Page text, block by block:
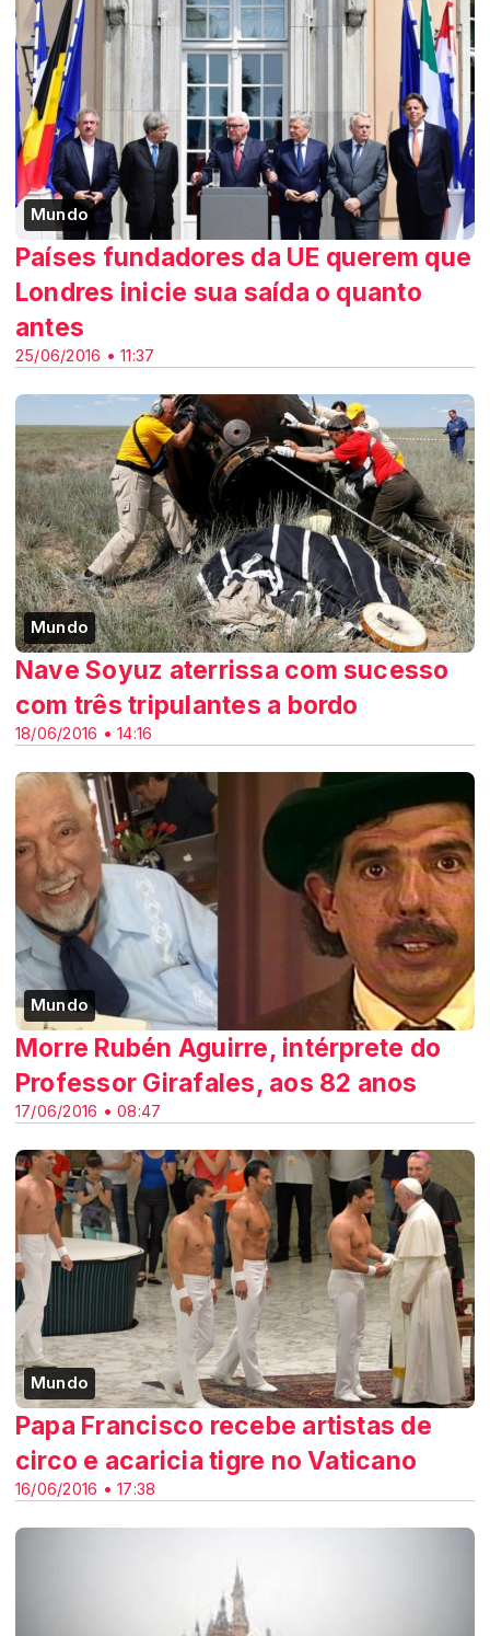
Mundo
25/06/2016 • 11:37
Países fundadores da UE querem que
Londres inicie sua saída o quanto
antes
Mundo
18/06/2016 • 14:16
Nave Soyuz aterrissa com sucesso
com três tripulantes a bordo
Mundo
17/06/2016 • 08:47
Morre Rubén Aguirre, intérprete do
Professor Girafales, aos 82 anos
Mundo
16/06/2016 • 17:38
Papa Francisco recebe artistas de
circo e acaricia tigre no Vaticano